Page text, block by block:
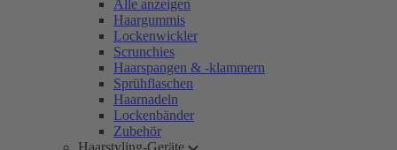
Alle anzeigen
Haargummis
Lockenwickler
Scrunchies
Haarspangen & -klammern
Sprühflaschen
Haarnadeln
Lockenbänder
Zubehör
Haarstyling-Geräte